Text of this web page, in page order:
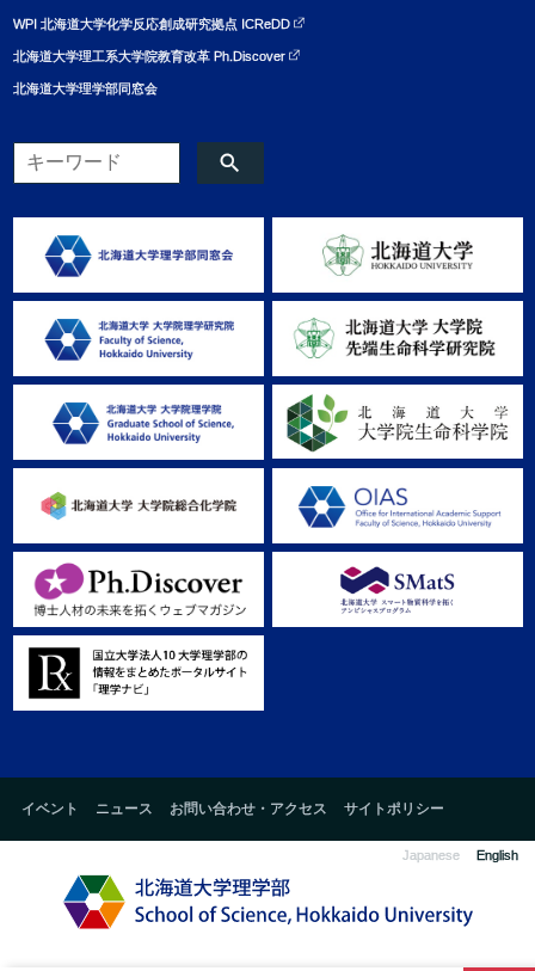
WPI 北海道大学化学反応創成研究拠点 ICReDD
北海道大学理工系大学院教育改革 Ph.Discover
北海道大学理学部同窓会
イベント ニュース お問い合わせ・アクセス サイトポリシー
Japanese English